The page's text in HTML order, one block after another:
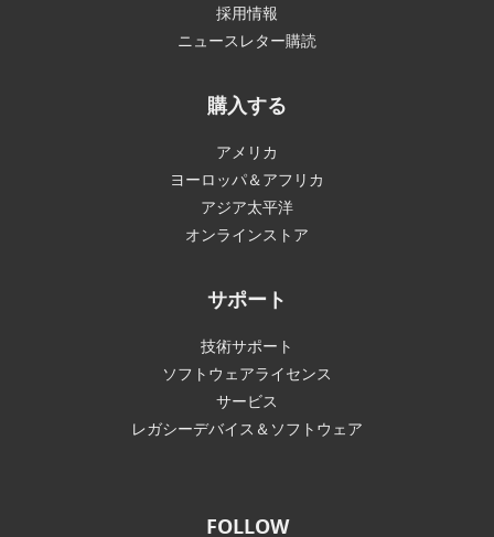
採用情報
ニュースレター購読
購入する
アメリカ
ヨーロッパ＆アフリカ
アジア太平洋
オンラインストア
サポート
技術サポート
ソフトウェアライセンス
サービス
レガシーデバイス＆ソフトウェア
FOLLOW